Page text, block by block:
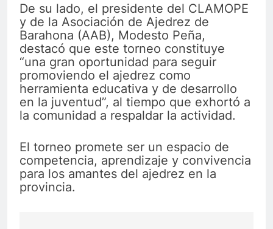
De su lado, el presidente del CLAMOPE
y de la Asociación de Ajedrez de
Barahona (AAB), Modesto Peña,
destacó que este torneo constituye
“una gran oportunidad para seguir
promoviendo el ajedrez como
herramienta educativa y de desarrollo
en la juventud”, al tiempo que exhortó a
la comunidad a respaldar la actividad.
El torneo promete ser un espacio de
competencia, aprendizaje y convivencia
para los amantes del ajedrez en la
provincia.